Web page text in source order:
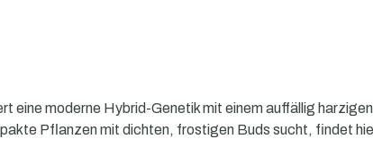
eine moderne Hybrid-Genetik mit einem auffällig
Pflanzen mit dichten, frostigen Buds sucht, findet